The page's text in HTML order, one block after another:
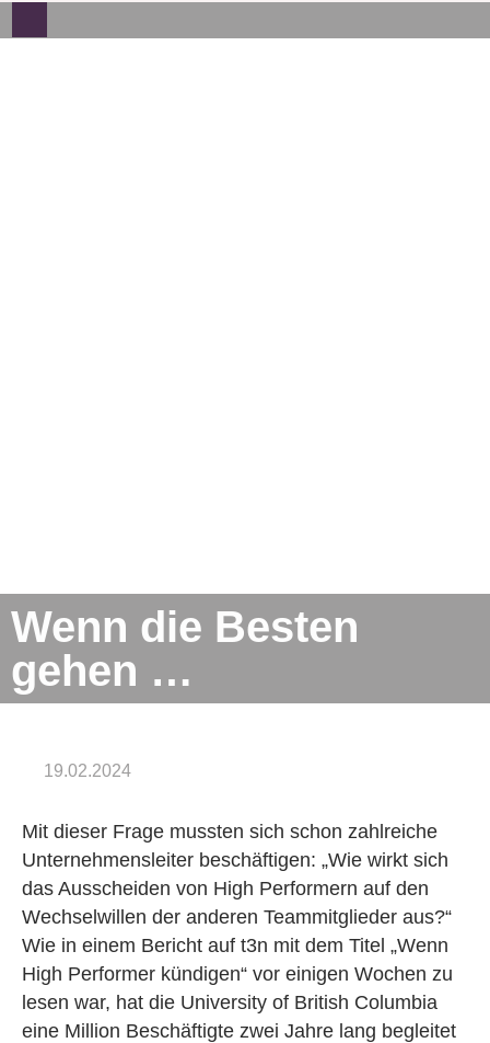
Wenn die Besten
gehen …
19.02.2024
Mit die­ser Frage muss­ten sich schon zahl­rei­che
Un­ter­neh­mens­lei­ter be­schäf­ti­gen: „Wie wirkt sich
das Aus­schei­den von High Per­for­mern auf den
Wech­sel­wil­len der an­de­ren Team­mit­glie­der aus?“
Wie in einem Be­richt auf t3n mit dem Titel „Wenn
High Per­for­mer kün­di­gen“ vor ei­ni­gen Wo­chen zu
lesen war, hat die Uni­ver­si­ty of Bri­tish Co­lum­bia
eine Mil­li­on Be­schäf­tig­te zwei Jahre lang be­glei­tet